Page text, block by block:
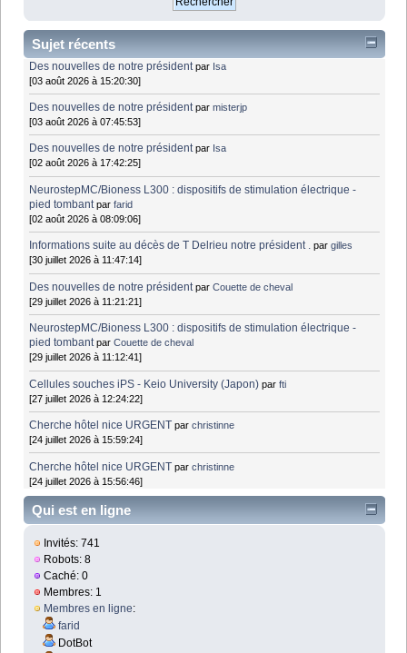
Sujet récents
Des nouvelles de notre président par Isa
[03 août 2026 à 15:20:30]
Des nouvelles de notre président parmisterjp
[03 août 2026 à 07:45:53]
Des nouvelles de notre président par Isa
[02 août 2026 à 17:42:25]
NeurostepMC/Bioness L300 : dispositifs de stimulation électrique -
pied tombant parfarid
[02 août 2026 à 08:09:06]
Informations suite au décès de T Delrieu notre président . pargilles
[30 juillet 2026 à 11:47:14]
Des nouvelles de notre président parCouette de cheval
[29 juillet 2026 à 11:21:21]
NeurostepMC/Bioness L300 : dispositifs de stimulation électrique -
pied tombant parCouette de cheval
[29 juillet 2026 à 11:12:41]
Cellules souches iPS - Keio University (Japon) parfti
[27 juillet 2026 à 12:24:22]
Cherche hôtel nice URGENT parchristinne
[24 juillet 2026 à 15:59:24]
Cherche hôtel nice URGENT parchristinne
[24 juillet 2026 à 15:56:46]
Qui est en ligne
Invités: 741
Robots: 8
Caché: 0
Membres: 1
Membres en ligne:
farid
DotBot